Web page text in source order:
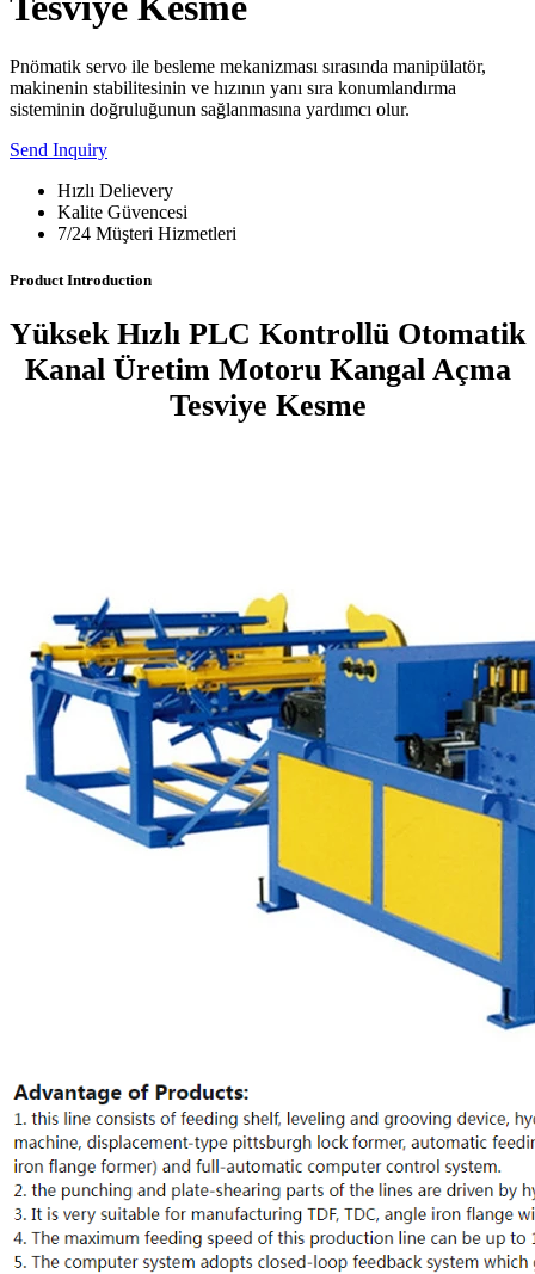
Pnömatik servo ile besleme mekanizması sırasında manipülatör,
makinenin stabilitesinin ve hızının yanı sıra konumlandırma
sisteminin doğruluğunun sağlanmasına yardımcı olur.
Send Inquiry
Hızlı Delievery
Kalite Güvencesi
7/24 Müşteri Hizmetleri
Product Introduction
Yüksek Hızlı PLC Kontrollü Otomatik
Kanal Üretim Motoru Kangal Açma
Tesviye Kesme